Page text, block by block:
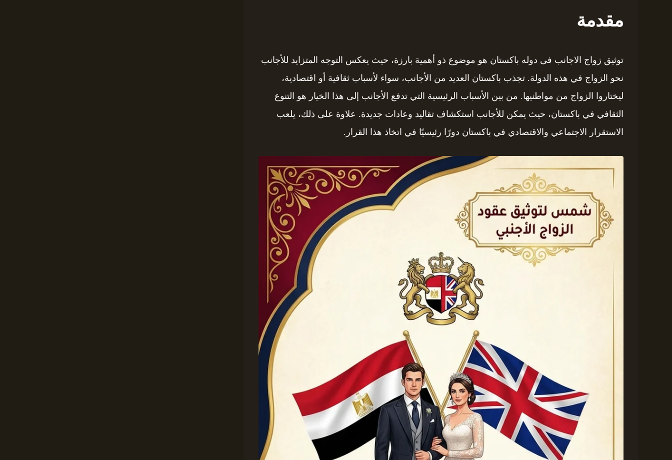
مقدمة
توثيق زواج الاجانب فى دوله باكستان هو موضوع ذو أهمية بارزة، حيث يعكس التوجه المتزايد للأجانب
نحو الزواج في هذه الدولة. تجذب باكستان العديد من الأجانب، سواء لأسباب ثقافية أو اقتصادية،
ليختاروا الزواج من مواطنيها. من بين الأسباب الرئيسية التي تدفع الأجانب إلى هذا الخيار هو التنوع
الثقافي في باكستان، حيث يمكن للأجانب استكشاف تقاليد وعادات جديدة. علاوة على ذلك، يلعب
الاستقرار الاجتماعي والاقتصادي في باكستان دورًا رئيسيًا في اتخاذ هذا القرار.